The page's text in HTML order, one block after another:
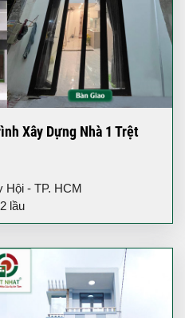
Xây Dựng Nhà 1 Trệt
Hội - TP. HCM
lầu